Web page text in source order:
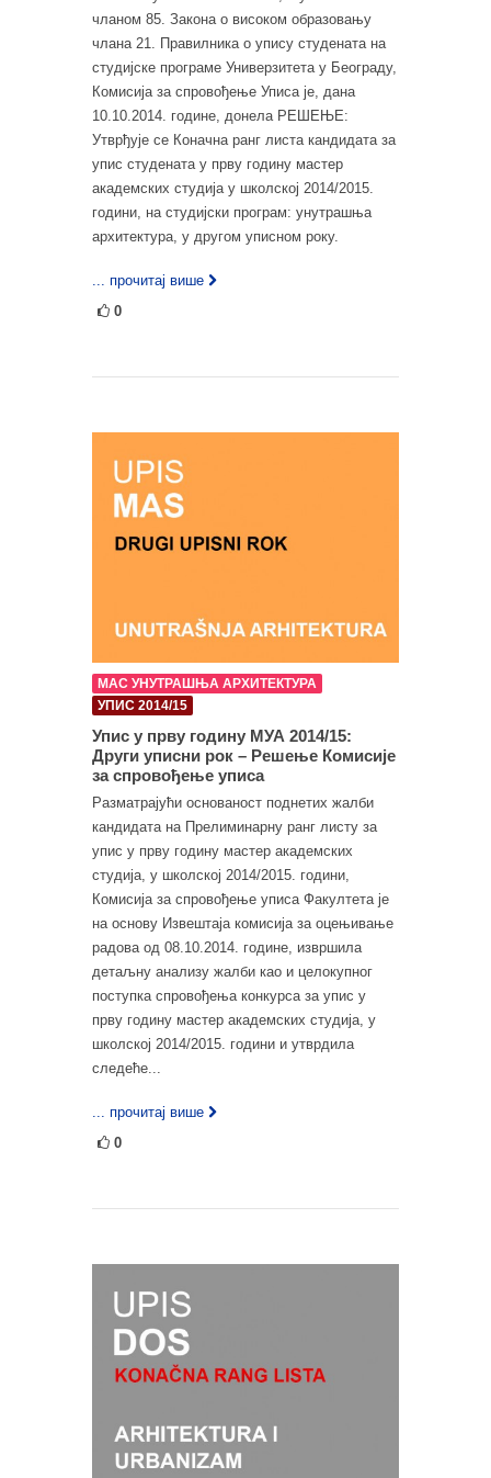
чланом 85. Закона о високом образовању
члана 21. Правилника о упису студената на
студијске програме Универзитета у Београду,
Комисија за спровођење Уписа је, дана
10.10.2014. године, донела РЕШЕЊЕ:
Утврђујe се Коначнa ранг листa кандидата за
упис студената у прву годину мастер
академских студија у школској 2014/2015.
години, на студијски програм: унутрашња
архитектура, у другом уписном року.
... прочитај више
0
МАС УНУТРАШЊА АРХИТЕКТУРА
УПИС 2014/15
Упис у прву годину МУА 2014/15:
Други уписни рок – Решење Комисије
за спровођење уписа
Разматрајући основаност поднетих жалби
кандидата на Прелиминарну ранг листу за
упис у прву годину мастер академских
студија, у школској 2014/2015. години,
Комисија за спровођење уписа Факултета је
на основу Извештаја комисија за оцењивање
радова од 08.10.2014. године, извршила
детаљну анализу жалби као и целокупног
поступка спровођења конкурса за упис у
прву годину мастер академских студија, у
школској 2014/2015. години и утврдила
следеће...
... прочитај више
0